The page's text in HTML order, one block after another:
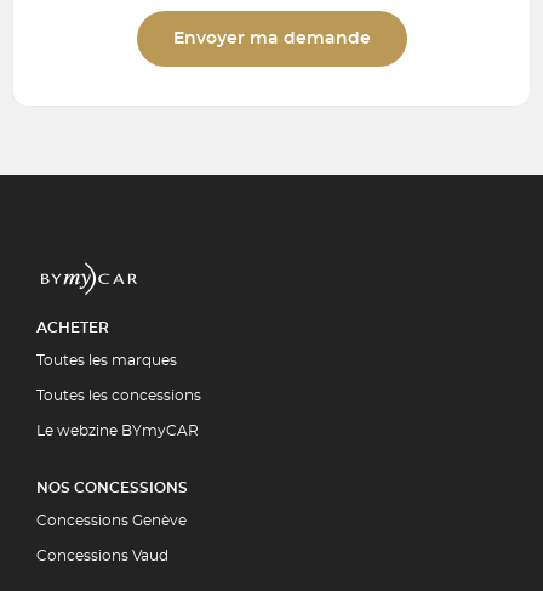
Envoyer ma demande
ACHETER
Toutes les marques
Toutes les concessions
Le webzine BYmyCAR
NOS CONCESSIONS
Concessions Genève
Concessions Vaud